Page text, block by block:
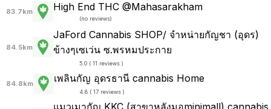
83.7km High End THC @Mahasarakham
(no reviews)
84.5km
JaFord Cannabis SHOP/ จำหน่ายกัญชา (อุดร)
ข้างๆเซเว่น ซ.พรหมประกาย
5.0 ( 11 reviews )
84.8km เพลินกัญ อุดรธานี cannabis Home
4.8 ( 17 reviews )